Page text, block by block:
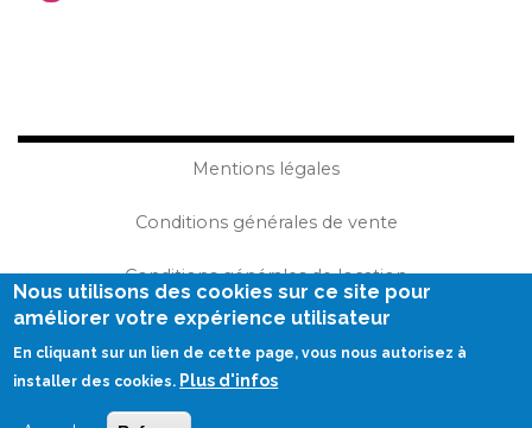
Mentions légales
Conditions générales de vente
Conditions générales de location
Plan du site
Réalisation Becom
Nous utilisons des cookies sur ce site pour
améliorer votre expérience utilisateur
En cliquant sur un lien de cette page, vous nous autorisez à
installer des cookies. Plus d'infos